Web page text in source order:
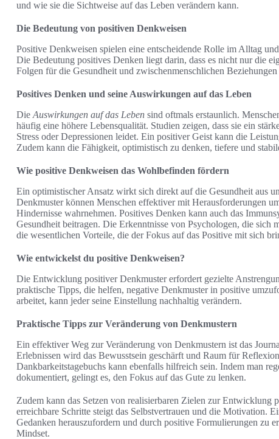
und wie sie die Sichtweise auf das Leben verändern kann.
Die Bedeutung von positiven Denkweisen
Positive Denkweisen spielen eine entscheidende Rolle im Alltag
Die Bedeutung positives Denken liegt darin, dass es nicht nur die
Folgen für die Gesundheit und zwischenmenschlichen Beziehungen
Positives Denken und seine Auswirkungen auf das Leben
Die Auswirkungen auf das Leben sind oftmals erstaunlich.
häufig eine höhere Lebensqualität. Studien zeigen, dass sie ein
Stress oder Depressionen leidet. Ein positiver Geist kann die
Zudem kann die Fähigkeit, optimistisch zu denken, tiefere und
Wie positive Denkweisen das Wohlbefinden fördern
Ein optimistischer Ansatz wirkt sich direkt auf die Gesundheit aus
Denkmuster können Menschen effektiver mit Herausforderungen
Hindernisse wahrnehmen. Positives Denken kann auch das
Gesundheit beitragen. Die Erkenntnisse von Psychologen, die sich
die wesentlichen Vorteile, die der Fokus auf das Positive mit sich
Wie entwickelst du positive Denkweisen?
Die Entwicklung positiver Denkmuster erfordert gezielte
praktische Tipps, die helfen, negative Denkmuster in positive
arbeitet, kann jeder seine Einstellung nachhaltig verändern.
Praktische Tipps zur Veränderung von Denkmustern
Ein effektiver Weg zur Veränderung von Denkmustern ist das
Erlebnissen wird das Bewusstsein geschärft und Raum für
Dankbarkeitstagebuchs kann ebenfalls hilfreich sein. Indem man
dokumentiert, gelingt es, den Fokus auf das Gute zu lenken.
Zudem kann das Setzen von realisierbaren Zielen zur Entwicklung
erreichbare Schritte steigt das Selbstvertrauen und die Motivation.
Gedanken herauszufordern und durch positive Formulierungen zu
Mindset.